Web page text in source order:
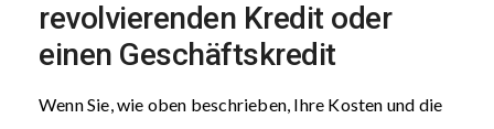
revolvierenden Kredit oder
einen Geschäftskredit
Wenn Sie, wie oben beschrieben, Ihre Kosten und die